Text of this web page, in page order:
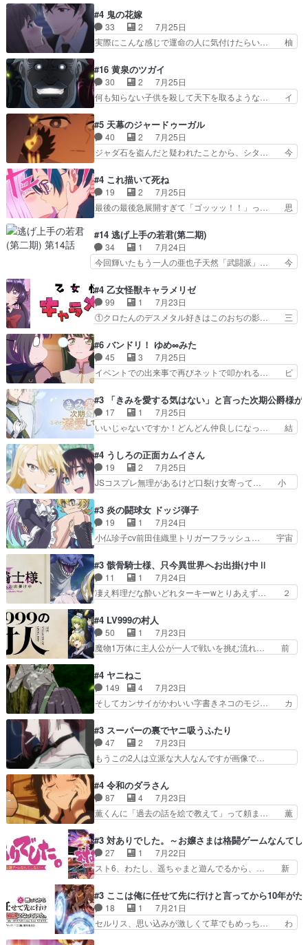
タ教育のせいで瑞佳がヒモカス… 伊万里ちゃんの
人前での苦手意識を抱えなが… 第４話をｄアニメ
ストアで視聴しました。視…
なはプリキュア仲間には自分が未来から… の活
躍、敵を圧倒ってのはおおよその流れだ… キュア
エクレール初変身＆初戦闘。プリキュ… キュアエ
クレールは強いが力を制御できない… キュアエク
ッコロで始まってちょっ… バカおもろいやん
www実質まどマギやんけ… しかも実質的にエク
レールが倒したビルであ…
#4 鬼の花嫁
33 2
7月25日
実際にこんな感じで運命の人に気付けたらい… 柚
の花嫁は一見すると甘い夢、理想の天国… 玲夜さ
んのご両親の登場ですこの世に数多い… 玲夜のお
父さんが石田彰だったことに驚きを… 主人公自分
の立場わかって無さすぎやしまた… ヨミツガと
子にも優しいし可愛いしこの… ユキノさんから玲
夜の父親の話で、そのイメ… あやかしの頂点に立
つ鬼龍院家の現当主が息…
#16 黄泉のツガイ
30 2
7月25日
何も知らない子供を殺して天下を取るような… イ
いバトル回の最後に、予想外の引きシン… これっ
て作者が描きたいのは"ユルの物語"… デラさんの
秘密がちょっとわかった回、正直… 左さんと刀持
ちさんが対決♪あとどこぞのじ… 何処も彼処も言
く動いていてずっと胸が熱… 同時視聴｜
DaemonsRealm｜リア… これまで騙していた東
村を捨てて新郷家に来…
#5 天幕のジャードゥーガル
40 2
7月25日
ジャダ石を盗んだと疑われたことから、シタ… 今
ぶややこしいことになってたオープニン… テンポ
も良いし毎話良いところで引くから全… 盟友ドレ
ゲネ后との出会い。次週のドレゲネ… さて、登場
人物多いけどついていけるのか私… 今回は遂にド
んがめっちゃ可愛かったなド… まさかの展開にめ
ちゃくちゃテンション上が… チャガタイの所へ密
偵に行ったはずがドレゲ…
#4 これ描いて死ね
19 2
7月25日
最後の最後急展開すぎて「ゴッッッ！！」っ… 思
は泣かなかった！漫画描きのハウツー回… この作
品はこういうのをズバッとキメるの上… 藤子不二
雄に親しんだ人にはとてもフィット… 赤福のヌル
ヌルした動きとかネームを褒めら… 漫研が気にな
から新たな仲間まで。本作品… 今回エンディング
テーマが流れるのが早い（… この作品の世界に
も、一応デジタルという概…
#14 逃げ上手の若君(第二期)
34 1
7月24日
今回輝いたもう一人の亜也子天然「武闘派」… 今
逃れすら逃げ上手亜也子のアシストに支… そう
か、亜也子もまだ9歳なのか‥ときゆき… 「亜也
子のドキドキ・大作戦！・長寿丸を一… 目玉と耳
を相手に言葉で繰り広げる戰もノラ… 時代設定ど
からのいらすとやは草だった。… 今回は亜也子回
でしたね頼もしさと乙女らし… 貞宗、キモいギョ
ロ目としか思ってなかった…
#4 乙女怪獣キャラメリゼ
99 1
7月23日
①クロたんのデスメタル好きはこのおぢの影… 三
か好きになれんキャラだなぁ作品もイン… 相変わ
らず生物学者には見えないわね響野君… 正体を知
らないのにどちりも肯定してくれた… 黒絵がハル
ゴンになっても、南を助けて大事… OPにデスボ
心を許す、母の友達である光… 黒絵の可愛さレベ
ルが止まらない。南くんと… 黒絵の母とのやり取
りでエヴァの加持さん思…
#6 バンドリ！ ゆめ∞みた
45 3
7月25日
イベントでの出来事で再びネットで叩かれる… ビ
ラがまじで何がしたいかわからん！先生… 陰キャ
の間合いにスルっと入ってきて相手の… ビオラが
都子さんを籠絡しに来ててやばいぞ… マネージャ
ー現実版初登場！バレーボールに… 藻掻きながら
で相手の緊張を解く相手の共… たまったアニメ
50本だってｗ今日も帰った… マネージャー実在
した大逆風のハズなのに全…
#3 「きみを愛する気はない」と言った次期公爵様が
17 1
7月25日
いいじゃないですか！どんどん仲良しになっ… 結
の恋愛系で1番これが好き。愛する気は… 今晩
は、2130頃からシンデレラガールズ… 公爵の妻
なのに着てる洋服がシンプル。テー… まあ、これ
は見なくていいな。むしろ判断が… 自分でも気づ
ぜかヒロイン化していますデ… 【今夜のアニメA
は…】前向き没落令嬢×こ… 「ぼやっとしてたら
菜園の領地の外まで開墾…
#4 うしろの正面カムイさん
19 2
7月25日
JSコスプレ無理があるけど口裂け女寄って… 小
カちゃんがヤバすぎてボキキしそう(ぇ… 口裂け
女って人を襲うって知らなかった…ポ… そのスタ
イルで小学生ファッションは口裂け… 相変わら
ず、尺の都合なのか原作漫画の細か… 除霊士カム
昭和キッズを恐怖のどん底へ突… 現代で有名な口
裂け女登場！お市ちゃん、ポ… ろくろ首の除霊シ
ーン「悪霊退散」のパチン…
#3 炎の闘球女 ドッジ弾子
19 1
7月24日
小仏珍子cv前田佳織里トリガーフラッシュ… 宇宙
いたぶってるのか！？Cパートで懐か… 普通にド
ッジが激アツ。いや羽仁衣が初めて… 優谷優の声
優に「ちんこ」って言わせてて興… 珍子ちゃ
ん………！！！！？！先週に引き続… これは意図
限ったことでなく、最近のアニ… 東山朱莉
（AkariHIGASHIYAM… こんなに可憐で可愛い泣
き虫メイドが僅か3…
#3 骸骨騎士様、只今異世界へお出掛け中Ⅱ
11 1
7月24日
凄え料理だな酔いどれターキーwとりあえず… ２
いの良いお兄ちゃん！！現場も楽しかっ… 第３話
をｄアニメストアで視聴しました。視… ローデン
王国ホーバン領を訪れたアーク一行… 1期に引き
続き２期にも出演させていただけ… 1期の頃から
題解決特筆する事は無いが、… 今週もありがとう
ございます耳がヒクヒクな… 時計台に登ってるの
見ると挟まれないか心配…
#4 LV999の村人
50 1
7月23日
魔物1万体に主人公が一人で戦いを挑む流れ… 前
を魔物と人間に殺された鏡の生い立ち。… 勇者た
ちを信じてアリスを預ける、鏡を信じ… 勇者パー
ティが仲間になった！？会話が通じ… 鏡の過去、
辛すぎて胸が苦しくなりました…… 最初、勇者パ
コちゃんの性別が間違えられ… 鏡の両親がモンス
ターと人間にそれぞれ命を… 胸が苦しくなるほど
鏡くんの過去がとても残…
#4 ヤニねこ
149 4
7月23日
そしてカンサイがかわいい字書きネコのモジ… カ
は『ちんこ』によってリミッターが外れ… 今回は
汚い要素あまりなく普通にギャグアニ… あとアイ
キャッチが釈迦だったの本当に最高… まー、今回
もコンプライアンス違反にどこま… 達郎のオチに
ニメが好きでも大丈夫だよ」… あんな事こんな事
いっぱいさせられちゃうこ… 妹ネコちゃんのバー
ガーにタバコ入ってるの…
#3 スーパーの裏でヤニ吸うふたり
47 2
7月23日
もうこの2人は立派な大人なんですが画像で…
こ叡智でセクシー！ミストふっかけて嗅ぎ… あい
かわらず山田さんと田山さんが同一人物… 今さら
だけどずとまよのOP合ってるね。首… 佐々木と
田山さんにロマンスの香りが漂って… 佐々木さん
「ただのヤニ仲間」から「ちゃ… 田山から消臭ミ
ストを戴いてお礼返しをして… からかったつもり
なのに、思いもよらない佐…
#4 令和のダラさん
87 4
7月23日
薫くんに「過去の話を絵で教えて」って頼ま… 薫
シリアス展開になるかと思ったら全然そ… 薫が通
うは応神町立応神北小学校一方、日向… 思ったの
と違う刺客出てきたwwただ関西弁… とエピソー
ドの進みにおどろくけど、気持ち… ①作文の定番
れしてきた。ミステリアスな… 弟くんから昔の話
を絵に描いて！と言われた… 神をも恐れぬ姉弟と
ダラさんのコメディかと…
#3 対ありでした。～お嬢さまは格闘ゲームなんてし
27 1
7月22日
スト6、わたし、遥ちゃまと遊んでるから、… 新
ぁ、こんな都合よく格ゲー女子が集まるか… 規律
違反は許さない人かと負けず嫌いの可愛… 何かに
一生懸命になっている女の子はかわい… 先の一件
で綾と美緒は親しくなる。厳しい寮… 体育会系み
#3 ここは俺に任せて先に行けと言ってから10年が
18 1
7月21日
セルリス、思い込みが激しくて草でもめっち… わ